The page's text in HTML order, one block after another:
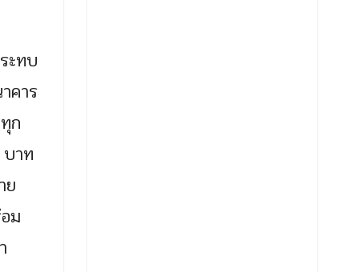
ะทบ
คาร
ก
าท
ย
ม